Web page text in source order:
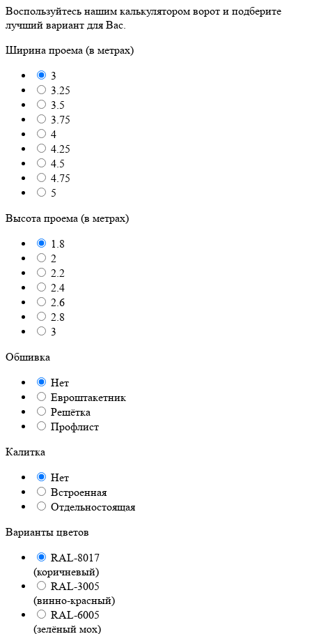
Воспользуйтесь нашим калькулятором ворот и подберите
лучший вариант для Вас.
Ширина проема (в метрах)
3
3.25
3.5
3.75
4
4.25
4.5
4.75
5
Высота проема (в метрах)
1.8
2
2.2
2.4
2.6
2.8
3
Обшивка
Нет
Евроштакетник
Решётка
Профлист
Калитка
Нет
Встроенная
Отдельностоящая
Варианты цветов
RAL-8017
(коричневый)
RAL-3005
(винно-красный)
RAL-6005
(зелёный мох)